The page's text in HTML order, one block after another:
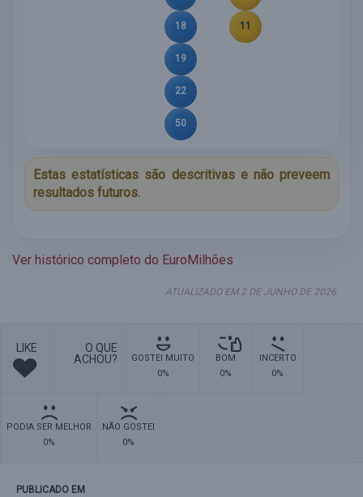
18
19
22
50
11
Estas estatísticas são descritivas e não preveem
resultados futuros.
Ver histórico completo do EuroMilhões
ATUALIZADO EM 2 DE JUNHO DE 2026.
LIKE
O QUE
ACHOU?
GOSTEI MUITO
0%
BOM
0%
INCERTO
0%
PODIA SER MELHOR
0%
NÃO GOSTEI
0%
PUBLICADO EM